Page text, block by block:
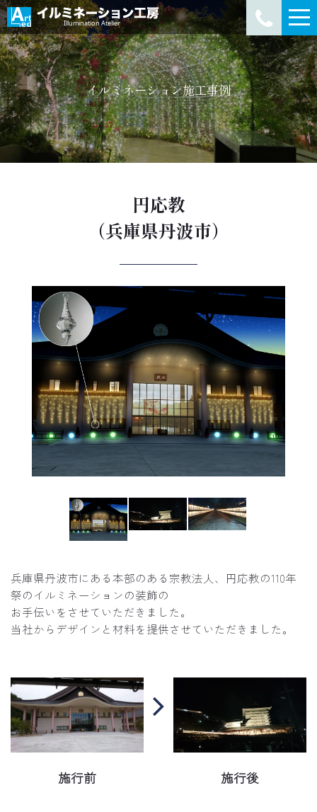
イルミネーション施工事例
円応教
（兵庫県丹波市）
兵庫県丹波市にある本部のある宗教法人、円応教の110年
祭のイルミネーションの装飾の
お手伝いをさせていただきました。
当社からデザインと材料を提供させていただきました。
施行前 施行後